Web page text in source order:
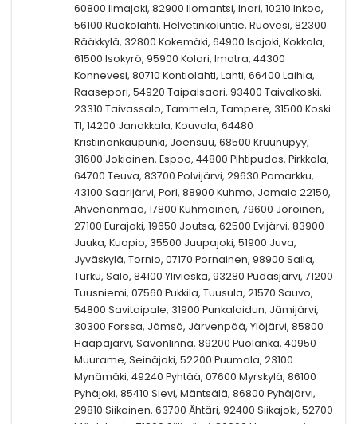
60800 Ilmajoki, 82900 Ilomantsi, Inari, 10210 Inkoo,
56100 Ruokolahti, Helvetinkoluntie, Ruovesi, 82300
Rääkkylä, 32800 Kokemäki, 64900 Isojoki, Kokkola,
61500 Isokyrö, 95900 Kolari, Imatra, 44300
Konnevesi, 80710 Kontiolahti, Lahti, 66400 Laihia,
Raasepori, 54920 Taipalsaari, 93400 Taivalkoski,
23310 Taivassalo, Tammela, Tampere, 31500 Koski
Tl, 14200 Janakkala, Kouvola, 64480
Kristiinankaupunki, Joensuu, 68500 Kruunupyy,
31600 Jokioinen, Espoo, 44800 Pihtipudas, Pirkkala,
64700 Teuva, 83700 Polvijärvi, 29630 Pomarkku,
43100 Saarijärvi, Pori, 88900 Kuhmo, Jomala 22150,
Ahvenanmaa, 17800 Kuhmoinen, 79600 Joroinen,
27100 Eurajoki, 19650 Joutsa, 62500 Evijärvi, 83900
Juuka, Kuopio, 35500 Juupajoki, 51900 Juva,
Jyväskylä, Tornio, 07170 Pornainen, 98900 Salla,
Turku, Salo, 84100 Ylivieska, 93280 Pudasjärvi, 71200
Tuusniemi, 07560 Pukkila, Tuusula, 21570 Sauvo,
54800 Savitaipale, 31900 Punkalaidun, Jämijärvi,
30300 Forssa, Jämsä, Järvenpää, Ylöjärvi, 85800
Haapajärvi, Savonlinna, 89200 Puolanka, 40950
Muurame, Seinäjoki, 52200 Puumala, 23100
Mynämäki, 49240 Pyhtää, 07600 Myrskylä, 86100
Pyhäjoki, 85410 Sievi, Mäntsälä, 86800 Pyhäjärvi,
29810 Siikainen, 63700 Ähtäri, 92400 Siikajoki, 52700